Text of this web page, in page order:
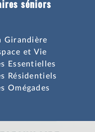
séniors
Girandière
et Vie
Essentielles
Résidentiels
Omégades